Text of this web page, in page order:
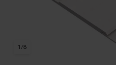
1 /8